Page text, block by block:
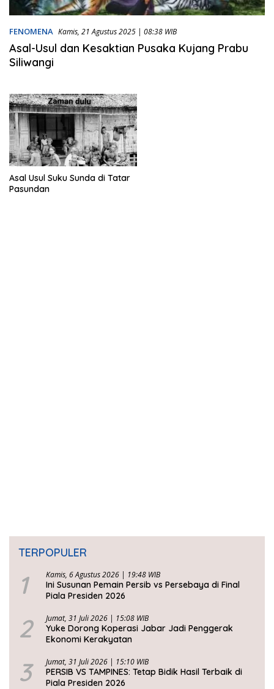
FENOMENA Kamis, 21 Agustus 2025 | 08:38 WIB
Asal-Usul dan Kesaktian Pusaka Kujang Prabu
Siliwangi
Asal Usul Suku Sunda di Tatar
Pasundan
TERPOPULER
1 Kamis, 6 Agustus 2026 | 19:48 WIB
Ini Susunan Pemain Persib vs Persebaya di Final
Piala Presiden 2026
2 Jumat, 31 Juli 2026 | 15:08 WIB
Yuke Dorong Koperasi Jabar Jadi Penggerak
Ekonomi Kerakyatan
3 Jumat, 31 Juli 2026 | 15:10 WIB
PERSIB VS TAMPINES: Tetap Bidik Hasil Terbaik di
Piala Presiden 2026